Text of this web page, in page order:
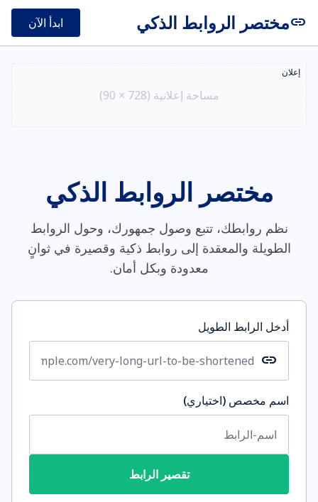
linkمختصر الروابط الذكي ابدأ الآن
إعلان
مساحة إعلانية (728 × 90)
مختصر الروابط الذكي
نظم روابطك، تتبع وصول جمهورك، وحول الروابط
الطويلة والمعقدة إلى روابط ذكية وقصيرة في ثوانٍ
معدودة وبكل أمان.
أدخل الرابط الطويل
link
اسم مخصص (اختياري)
تقصير الرابط